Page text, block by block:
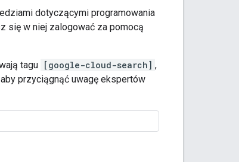
dotyczącymi programowania
się w niej zalogować za pomocą
tagu [google-cloud-search] ,
przyciągnąć uwagę ekspertów